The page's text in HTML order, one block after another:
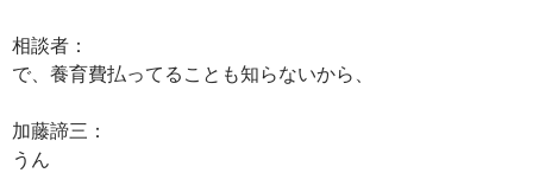
相談者：
で、養育費払ってることも知らないから、
加藤諦三：
うん